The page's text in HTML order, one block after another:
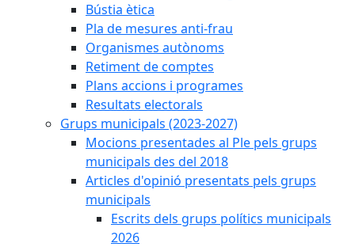
Bústia ètica
Pla de mesures anti-frau
Organismes autònoms
Retiment de comptes
Plans accions i programes
Resultats electorals
Grups municipals (2023-2027)
Mocions presentades al Ple pels grups
municipals des del 2018
Articles d'opinió presentats pels grups
municipals
Escrits dels grups polítics municipals
2026